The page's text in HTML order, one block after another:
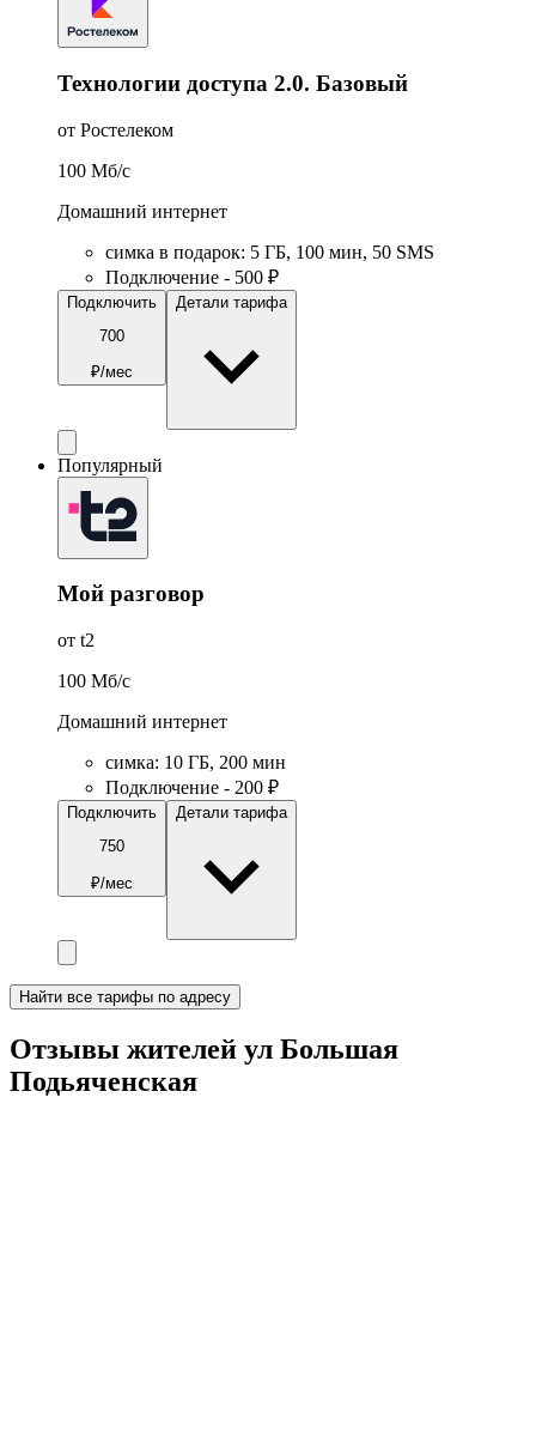
Технологии доступа 2.0. Базовый
от Ростелеком
100 Мб/c
Домашний интернет
симка в подарок: 5 ГБ, 100 мин, 50 SMS
Подключение - 500 ₽
Подключить
700
₽/мес
Детали тарифа
Популярный
Мой разговор
от t2
100 Мб/c
Домашний интернет
симка: 10 ГБ, 200 мин
Подключение - 200 ₽
Подключить
750
₽/мес
Детали тарифа
Найти все тарифы по адресу
Отзывы жителей ул Большая
Подьяченская